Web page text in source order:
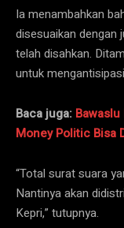
Ia menambahkan
disesuaikan dengan
telah disahkan.
untuk
Baca juga:
Money Politic Bisa
“Total surat suara
Nantinya akan
Kepri,” tutupnya.